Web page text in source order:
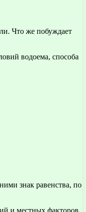
Что же побуждает
водоема, способа
знак равенства, по
и местных факторов.